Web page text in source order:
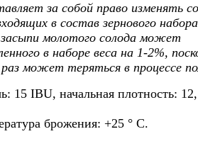
за собой право изменять
в состав зернового
молотого солода может
в наборе веса на 1-2%,
может теряться в процессе
15 IBU, начальная плотность:
брожения: +25 ° C.